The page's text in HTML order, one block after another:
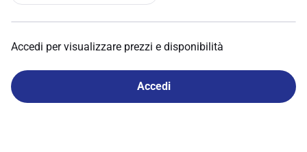
Accedi per visualizzare prezzi e disponibilità
Accedi